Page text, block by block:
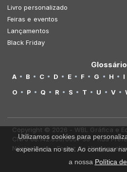
Livro personalizado
Feiras e eventos
Lançamentos
Black Friday
Glossário
A B C D E F G H I
O
P Q R S T U V
Copyright © 2026 - WBL Gráfica e
CNPJ 08.142.850/0001-36 - Rua
Núcleo Itaim - Ferraz de
Utilizamos cookies para
experiência no site. Ao continuar
a nossa Política